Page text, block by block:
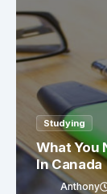
Studying
What You
In Canada
Anthony